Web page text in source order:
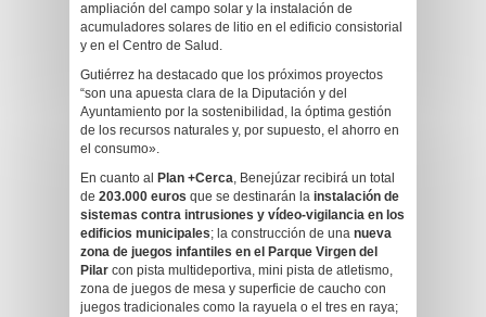
ampliación del campo solar y la instalación de
acumuladores solares de litio en el edificio consistorial
y en el Centro de Salud.
Gutiérrez ha destacado que los próximos proyectos
“son una apuesta clara de la Diputación y del
Ayuntamiento por la sostenibilidad, la óptima gestión
de los recursos naturales y, por supuesto, el ahorro en
el consumo».
En cuanto al Plan +Cerca, Benejúzar recibirá un total
de 203.000 euros que se destinarán la instalación de
sistemas contra intrusiones y vídeo-vigilancia en los
edificios municipales; la construcción de una nueva
zona de juegos infantiles en el Parque Virgen del
Pilar con pista multideportiva, mini pista de atletismo,
zona de juegos de mesa y superficie de caucho con
juegos tradicionales como la rayuela o el tres en raya;